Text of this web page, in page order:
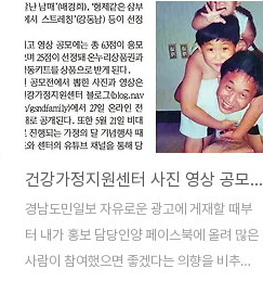
건강가정지원센터 사진 영상 공모전 결과
경남도민일보 자유로운 광고에 게재할 때부
터 내가 홍보 담당인양 페이스북에 올려 많은
사람이 참여했으면 좋겠다는 의향을 비추고